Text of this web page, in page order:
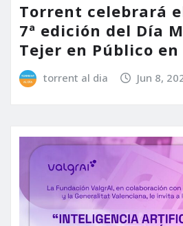
Torrent celebrará
7ª edición del Día
Tejer en Público
torrent al dia Jun 8,